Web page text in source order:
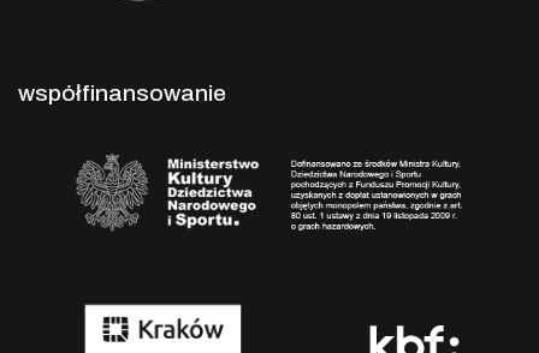
współfinansowanie